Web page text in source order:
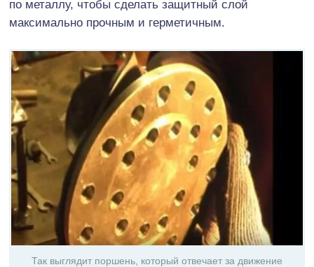
по металлу, чтобы сделать защитный слой
максимально прочным и герметичным.
Так выглядит поршень, который отвечает за движение